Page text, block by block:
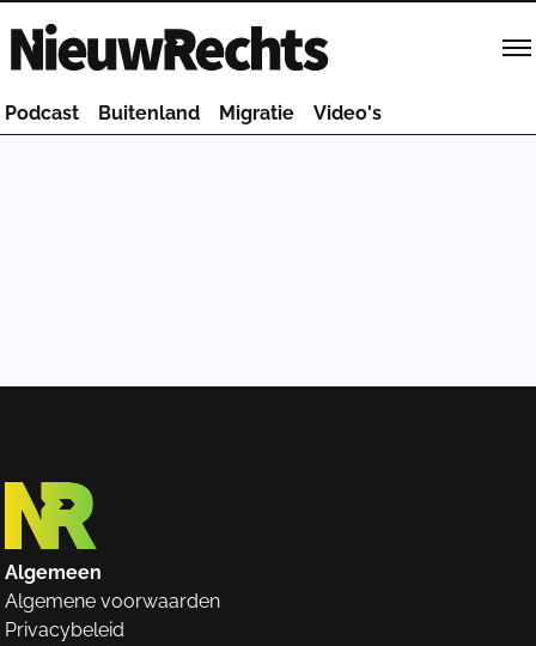
Homepage van NieuwRechts
Podcast Buitenland Migratie Video's
Algemeen
Algemene voorwaarden
Privacybeleid